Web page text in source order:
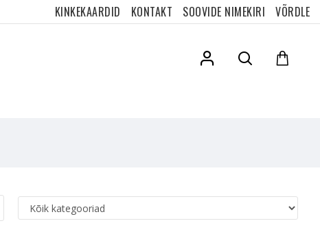
KINKEKAARDID KONTAKT SOOVIDE NIMEKIRI VÕRDLE